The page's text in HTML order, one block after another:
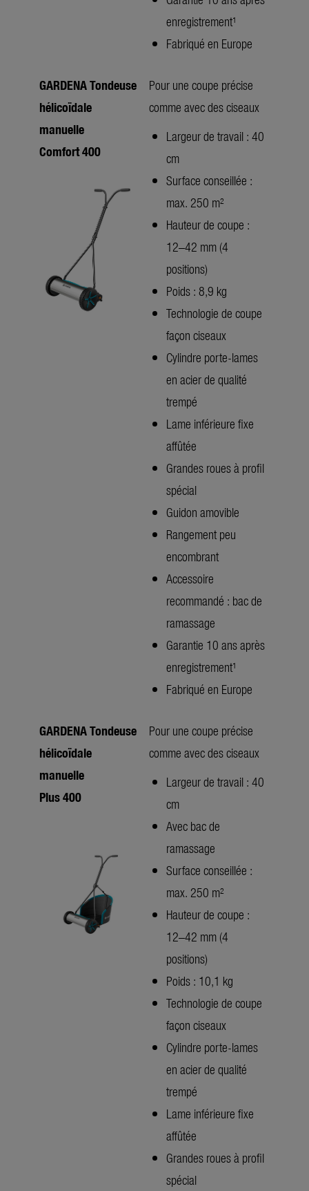
enregistrement¹
Fabriqué en Europe
GARDENA Tondeuse
hélicoïdale
manuelle
Comfort 400
Pour une coupe précise
comme avec des ciseaux
Largeur de travail : 40
cm
Surface conseillée :
max. 250 m²
Hauteur de coupe :
12–42 mm (4
positions)
Poids : 8,9 kg
Technologie de coupe
façon ciseaux
Cylindre porte-lames
en acier de qualité
trempé
Lame inférieure fixe
affûtée
Grandes roues à profil
spécial
Guidon amovible
Rangement peu
encombrant
Accessoire
recommandé : bac de
ramassage
Garantie 10 ans après
enregistrement¹
Fabriqué en Europe
GARDENA Tondeuse
hélicoïdale
manuelle
Plus 400
Pour une coupe précise
comme avec des ciseaux
Largeur de travail : 40
cm
Avec bac de
ramassage
Surface conseillée :
max. 250 m²
Hauteur de coupe :
12–42 mm (4
positions)
Poids : 10,1 kg
Technologie de coupe
façon ciseaux
Cylindre porte-lames
en acier de qualité
trempé
Lame inférieure fixe
affûtée
Grandes roues à profil
spécial